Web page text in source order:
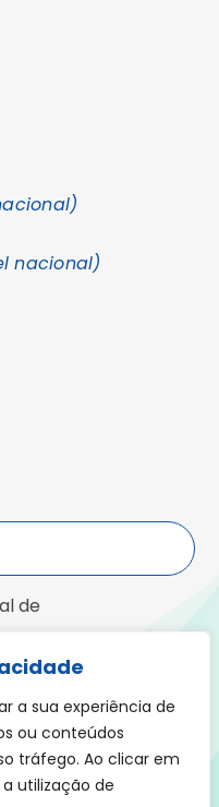
a sua experiência de
ou conteúdos
tráfego. Ao clicar em
utilização de
COIMBRA
nacional)